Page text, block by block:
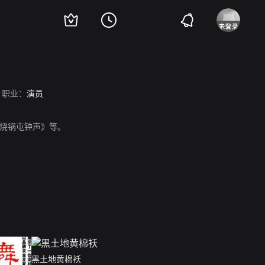
职业： 演员
锅屯钟声》等。
黑土地黄棉袄